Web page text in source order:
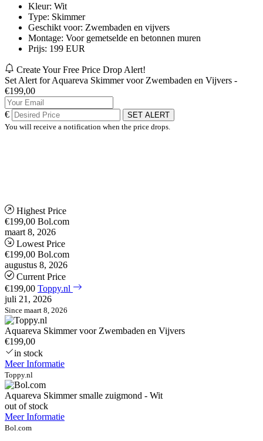
Kleur: Wit
Type: Skimmer
Geschikt voor: Zwembaden en vijvers
Montage: Voor gemetselde en betonnen muren
Prijs: 199 EUR
Create Your Free Price Drop Alert!
Set Alert for Aquareva Skimmer voor Zwembaden en Vijvers -
€199,00
€
SET ALERT
You will receive a notification when the price drops.
Highest Price
€199,00 Bol.com
maart 8, 2026
Lowest Price
€199,00 Bol.com
augustus 8, 2026
Current Price
€199,00 Toppy.nl
juli 21, 2026
Since maart 8, 2026
Aquareva Skimmer voor Zwembaden en Vijvers
€199,00
in stock
Meer Informatie
Toppy.nl
Aquareva Skimmer smalle zuigmond - Wit
out of stock
Meer Informatie
Bol.com